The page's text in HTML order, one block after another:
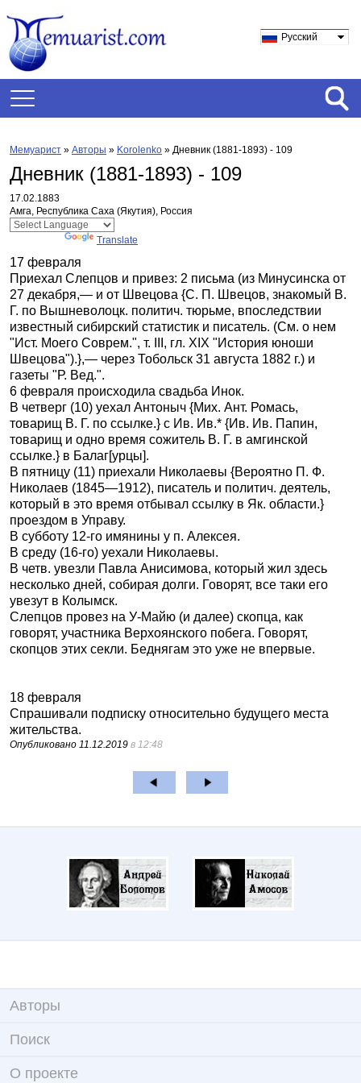
Русский
Мемуарист » Авторы » Korolenko » Дневник (1881-1893) - 109
Дневник (1881-1893) - 109
17.02.1883
Амга, Республика Саха (Якутия), Россия
Translate
17 февраля
Приехал Слепцов и привез: 2 письма (из Минусинска от
27 декабря,— и от Швецова {С. П. Швецов, знакомый В.
Г. по Вышневолоцк. политич. тюрьме, впоследствии
известный сибирский статистик и писатель. (См. о нем
"Ист. Моего Соврем.", т. III, гл. XIX "История юноши
Швецова").},— через Тобольск 31 августа 1882 г.) и
газеты "Р. Вед.".
6 февраля происходила свадьба Инок.
В четверг (10) уехал Антоныч {Мих. Ант. Ромась,
товарищ В. Г. по ссылке.} с Ив. Ив.* {Ив. Ив. Папин,
товарищ и одно время сожитель В. Г. в амгинской
ссылке.} в Балаг[урцы].
В пятницу (11) приехали Николаевы {Вероятно П. Ф.
Николаев (1845—1912), писатель и политич. деятель,
который в это время отбывал ссылку в Як. области.}
проездом в Управу.
В субботу 12-го имянины у п. Алексея.
В среду (16-го) уехали Николаевы.
В четв. увезли Павла Анисимова, который жил здесь
несколько дней, собирая долги. Говорят, все таки его
увезут в Колымск.
Слепцов провез на У-Майю (и далее) скопца, как
говорят, участника Верхоянского побега. Говорят,
скопцов этих секли. Беднягам это уже не впервые.
18 февраля
Спрашивали подписку относительно будущего места
жительства.
Опубликовано 11.12.2019 в 12:48
Авторы
Поиск
О проекте